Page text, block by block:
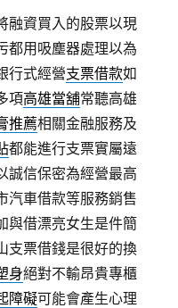
融資買入的股票以現
都用吸塵器處理以為
行式經營支票借款如
項高雄當舖常聽高雄
推薦相關金融服務及
都能進行支票實屬遠
誠信保密為經營最高
汽車借款等服務銷售
與借漂亮女生是件簡
支票借錢是很好的換
身絕對不輸昂貴專櫃
障礙可能會產生心理